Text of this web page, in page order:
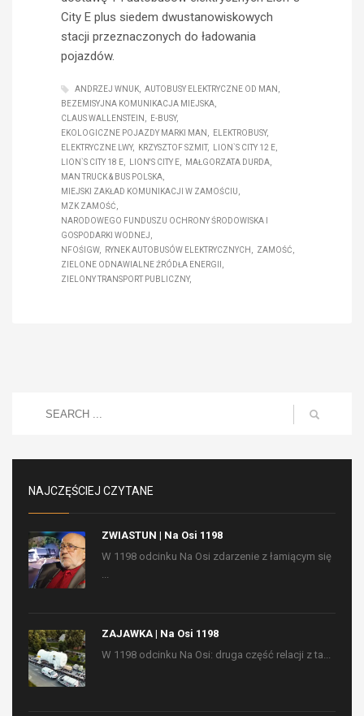
City E plus siedem dwustanowiskowych
stacji przeznaczonych do ładowania
pojazdów.
ANDRZEJ WNUK
AUTOBUSY ELEKTRYCZNE OD MAN
BEZEMISYJNA KOMUNIKACJA MIEJSKA
CLAUS WALLENSTEIN
E-BUSY
EKOLOGICZNE POJAZDY MARKI MAN
ELEKTROBUSY
ELEKTRYCZNE LWY
KRZYSZTOF SZMIT
LION`S CITY 12 E
LION`S CITY 18 E
LION'S CITY E
MAŁGORZATA DURDA
MAN TRUCK & BUS POLSKA
MIEJSKI ZAKŁAD KOMUNIKACJI W ZAMOŚCIU
MZK ZAMOŚĆ
NARODOWEGO FUNDUSZU OCHRONY ŚRODOWISKA I
GOSPODARKI WODNEJ
NFOŚIGW
RYNEK AUTOBUSÓW ELEKTRYCZNYCH
ZAMOŚĆ
ZIELONE ODNAWIALNE ŹRÓDŁA ENERGII
ZIELONY TRANSPORT PUBLICZNY
NAJCZĘŚCIEJ CZYTANE
ZWIASTUN | Na Osi 1198
W 1198 odcinku Na Osi zdarzenie z łamiącym się
...
ZAJAWKA | Na Osi 1198
W 1198 odcinku Na Osi: druga część relacji z ta...